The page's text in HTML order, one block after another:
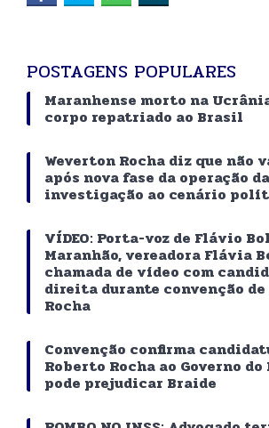
POSTAGENS POPULARES
Maranhense morto na
corpo repatriado ao Brasil
Weverton Rocha diz que não
após nova fase da operação
investigação ao cenário
VÍDEO: Porta-voz de Flávio
Maranhão, vereadora Flávia
chamada de vídeo com
direita durante convenção
Rocha
Convenção confirma
Roberto Rocha ao Governo do
pode prejudicar Braide